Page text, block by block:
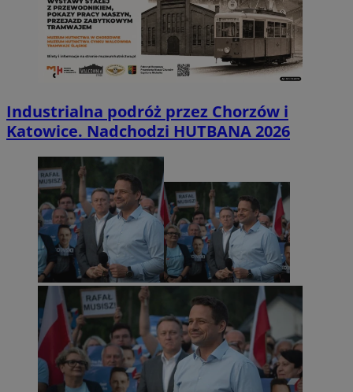
Industrialna podróż przez Chorzów i
Katowice. Nadchodzi HUTBANA 2026